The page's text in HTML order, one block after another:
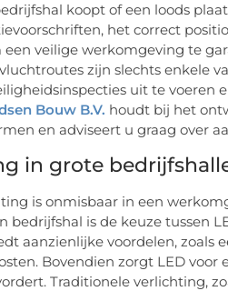
koopt of een loods
het correct
een veilige werkomgeving te
zijn slechts enkele
uit te voeren
Bouw B.V. houdt bij het
en adviseert u graag over
in grote
is onmisbaar in een
bedrijfshal is de keuze tussen
aanzienlijke voordelen, zoals
Bovendien zorgt LED
Traditionele verlichting,